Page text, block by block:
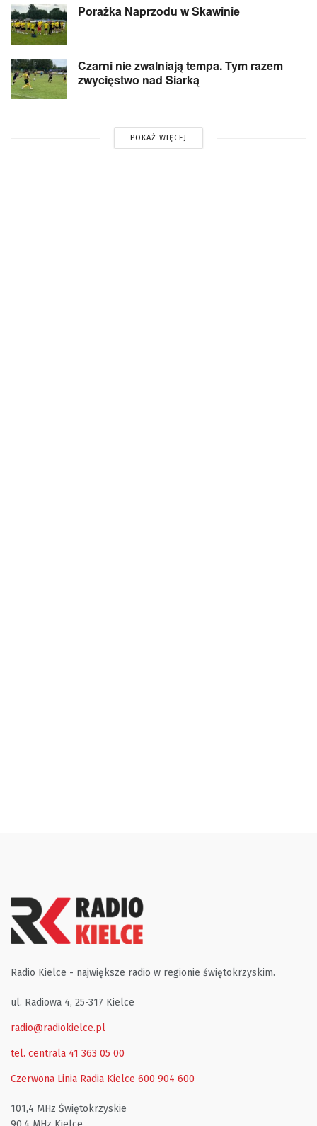
Porażka Naprzodu w Skawinie
Czarni nie zwalniają tempa. Tym razem
zwycięstwo nad Siarką
POKAŻ WIĘCEJ
Radio Kielce - największe radio w regionie świętokrzyskim.
ul. Radiowa 4, 25-317 Kielce
radio@radiokielce.pl
tel. centrala 41 363 05 00
Czerwona Linia Radia Kielce 600 904 600
101,4 MHz Świętokrzyskie